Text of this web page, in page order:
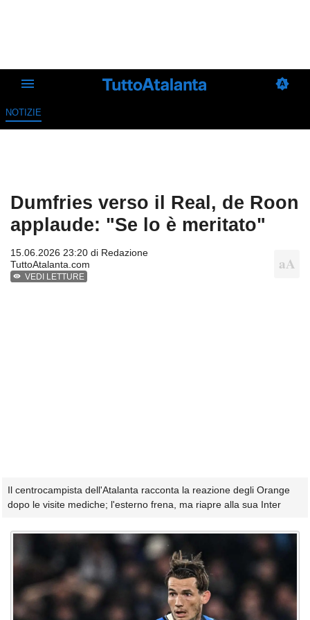
NOTIZIE
Dumfries verso il Real, de Roon
applaude: "Se lo è meritato"
15.06.2026 23:20 di Redazione
TuttoAtalanta.com
VEDI LETTURE
Il centrocampista dell'Atalanta racconta la reazione degli Orange
dopo le visite mediche; l'esterno frena, ma riapre alla sua Inter